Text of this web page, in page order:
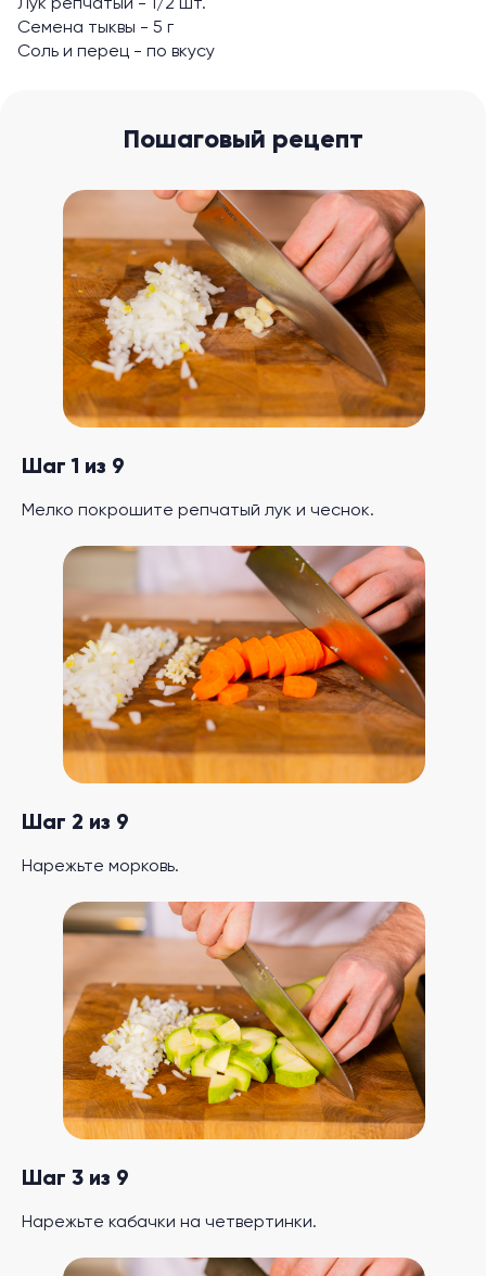
Лук репчатый - 1/2 шт.
Семена тыквы - 5 г
Соль и перец - по вкусу
Пошаговый рецепт
Шаг 1 из 9
Мелко покрошите репчатый лук и чеснок.
Шаг 2 из 9
Нарежьте морковь.
Шаг 3 из 9
Нарежьте кабачки на четвертинки.